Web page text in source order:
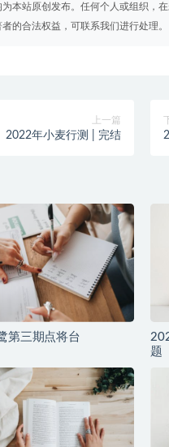
本站原创发布。任何个人或组织，
的合法权益，可联系我们进行处理。
上一篇
2022年小麦行测 | 完结
第三期点将台
题